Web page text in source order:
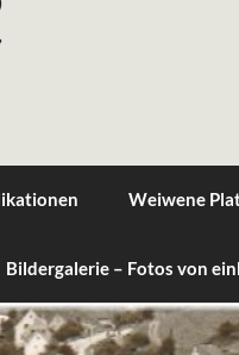
Weiwene
Bildergalerie – Fotos von